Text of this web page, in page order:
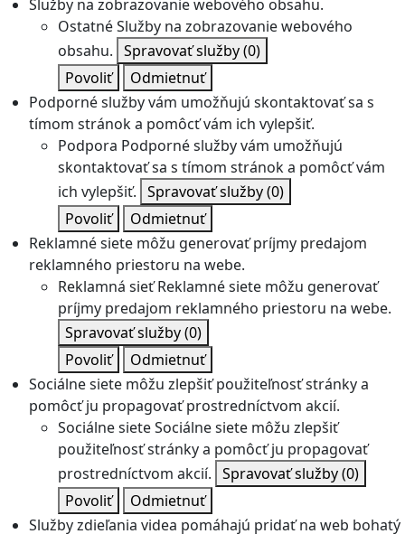
Služby na zobrazovanie webového obsahu.
OstatnéSlužby na zobrazovanie webového
obsahu. Spravovať služby(0)
Povoliť
Odmietnuť
Podporné služby vám umožňujú skontaktovať sa s
tímom stránok a pomôcť vám ich vylepšiť.
Podpora Podporné služby vám umožňujú
skontaktovať sa s tímom stránok a pomôcť vám
ich vylepšiť. Spravovať služby(0)
Povoliť
Odmietnuť
Reklamné siete môžu generovať príjmy predajom
reklamného priestoru na webe.
Reklamná sieť Reklamné siete môžu generovať
príjmy predajom reklamného priestoru na webe.
Spravovať služby(0)
Povoliť
Odmietnuť
Sociálne siete môžu zlepšiť použiteľnosť stránky a
pomôcť ju propagovať prostredníctvom akcií.
Sociálne sieteSociálne siete môžu zlepšiť
použiteľnosť stránky a pomôcť ju propagovať
prostredníctvom akcií. Spravovať služby(0)
Povoliť
Odmietnuť
Služby zdieľania videa pomáhajú pridať na web bohatý